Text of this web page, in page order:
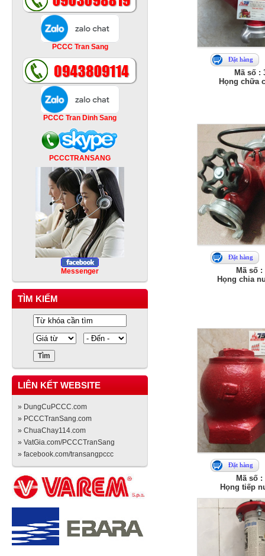
PCCC Tran Sang
PCCC Tran Dinh Sang
PCCCTRANSANG
Messenger
TÌM KIẾM
LIÊN KẾT WEBSITE
» DungCuPCCC.com
» PCCCTranSang.com
» ChuaChay114.com
» VatGia.com/PCCCTranSang
» facebook.com/transangpccc
Đặt hàng
Mã số :
Họng chữa
Đặt hàng
Mã số :
Họng chia
Đặt hàng
Mã số :
Họng tiếp